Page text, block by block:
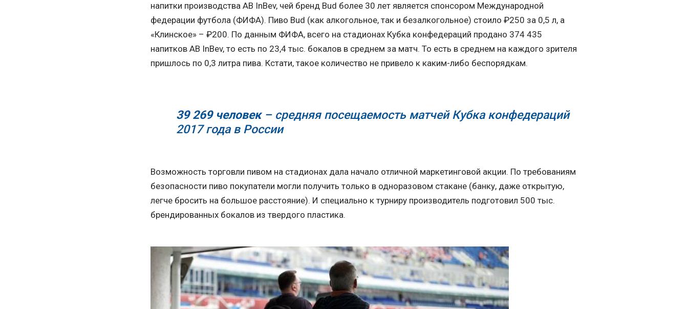
напитки производства AB InBev, чей бренд Bud более 30 лет является спонсором Международной
федерации футбола (ФИФА). Пиво Bud (как алкогольное, так и безалкогольное) стоило ₽250 за 0,5 л, а
«Клинское» – ₽200. По данным ФИФА, всего на стадионах Кубка конфедераций продано 374 435
напитков AB InBev, то есть по 23,4 тыс. бокалов в среднем за матч. То есть в среднем на каждого зрителя
пришлось по 0,3 литра пива. Кстати, такое количество не привело к каким-либо беспорядкам.
39 269 человек– средняя посещаемость матчей Кубка конфедераций
2017 года в России
Возможность торговли пивом на стадионах дала начало отличной маркетинговой акции. По требованиям
безопасности пиво покупатели могли получить только в одноразовом стакане (банку, даже открытую,
легче бросить на большое расстояние). И специально к турниру производитель подготовил 500 тыс.
брендированных бокалов из твердого пластика.